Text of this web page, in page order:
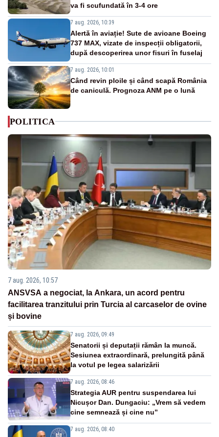
va fi scufundată în 3-4 ore
7 aug. 2026, 10:39
Alertă în aviație! Sute de avioane Boeing
737 MAX, vizate de inspecții obligatorii,
după descoperirea unor fisuri în fuselaj
7 aug. 2026, 10:01
Când revin ploile și când scapă România
de caniculă. Prognoza ANM pe o lună
POLITICA
7 aug. 2026, 10:57
ANSVSA a negociat, la Ankara, un acord pentru
facilitarea tranzitului prin Turcia al carcaselor de ovine
și bovine
7 aug. 2026, 09:49
Senatorii și deputații rămân la muncă.
Sesiunea extraordinară, prelungită până
la votul pe legea salarizării
7 aug. 2026, 08:46
Strategia AUR pentru suspendarea lui
Nicușor Dan. Dungaciu: „Vrem să vedem
cine semnează și cine nu”
7 aug. 2026, 08:40